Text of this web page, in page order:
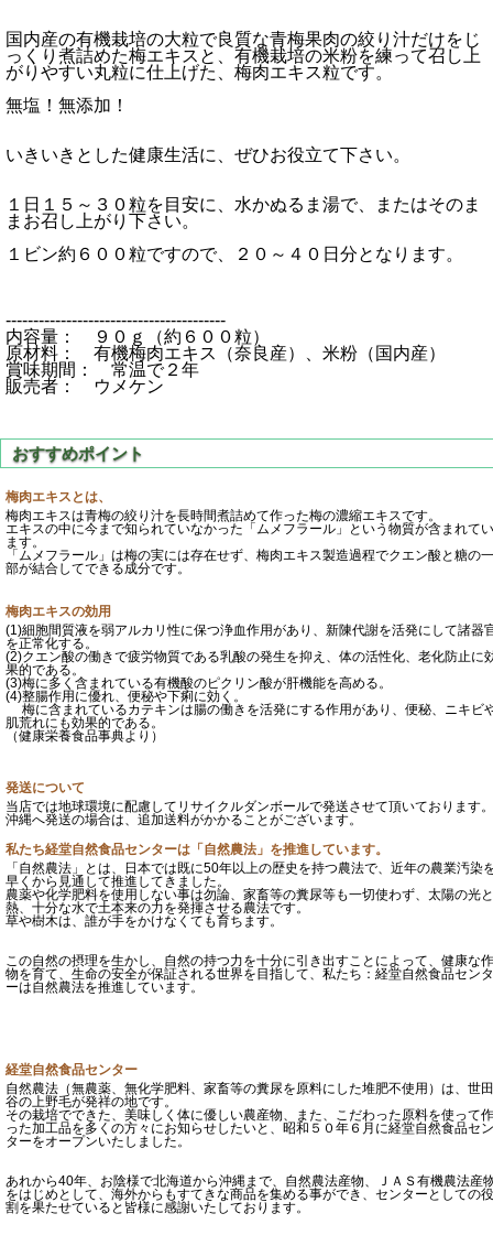
国内産の有機栽培の大粒で良質な青梅果肉の絞り汁だけをじ
っくり煮詰めた梅エキスと、有機栽培の米粉を練って召し上
がりやすい丸粒に仕上げた、梅肉エキス粒です。
無塩！無添加！
いきいきとした健康生活に、ぜひお役立て下さい。
１日１５～３０粒を目安に、水かぬるま湯で、またはそのま
まお召し上がり下さい。
１ビン約６００粒ですので、２０～４０日分となります。
----------------------------------------
内容量： ９０ｇ（約６００粒）
原材料： 有機梅肉エキス（奈良産）、米粉（国内産）
賞味期間： 常温で２年
販売者： ウメケン
梅肉エキスとは、
梅肉エキスは青梅の絞り汁を長時間煮詰めて作った梅の濃縮エキスです。
エキスの中に今まで知られていなかった「ムメフラール」という物質が含まれてい
ます。
「ムメフラール」は梅の実には存在せず、梅肉エキス製造過程でクエン酸と糖の一
部が結合してできる成分です。
梅肉エキスの効用
(1)細胞間質液を弱アルカリ性に保つ浄血作用があり、新陳代謝を活発にして諸器
を正常化する。
(2)クエン酸の働きで疲労物質である乳酸の発生を抑え、体の活性化、老化防止に
果的である。
(3)梅に多く含まれている有機酸のピクリン酸が肝機能を高める。
(4)整腸作用に優れ、便秘や下痢に効く。
梅に含まれているカテキンは腸の働きを活発にする作用があり、便秘、ニキビ
肌荒れにも効果的である。
（健康栄養食品事典より）
発送について
当店では地球環境に配慮してリサイクルダンボールで発送させて頂いております。
沖縄へ発送の場合は、追加送料がかかることがございます。
私たち経堂自然食品センターは「自然農法」を推進しています。
「自然農法」とは、日本では既に50年以上の歴史を持つ農法で、近年の農業汚染
早くから見通して推進してきました。
農薬や化学肥料を使用しない事は勿論、家畜等の糞尿等も一切使わず、太陽の光と
熱、十分な水で土本来の力を発揮させる農法です。
草や樹木は、誰が手をかけなくても育ちます。
この自然の摂理を生かし、自然の持つ力を十分に引き出すことによって、健康な作
物を育て、生命の安全が保証される世界を目指して、私たち：経堂自然食品センタ
ーは自然農法を推進しています。
経堂自然食品センター
自然農法（無農薬、無化学肥料、家畜等の糞尿を原料にした堆肥不使用）は、世田
谷の上野毛が発祥の地です。
その栽培でできた、美味しく体に優しい農産物、また、こだわった原料を使って作
った加工品を多くの方々にお知らせしたいと、昭和５０年６月に経堂自然食品セン
ターをオープンいたしました。
あれから40年、お陰様で北海道から沖縄まで、自然農法産物、ＪＡＳ有機農法産
をはじめとして、海外からもすてきな商品を集める事ができ、センターとしての役
割を果たせていると皆様に感謝いたしております。